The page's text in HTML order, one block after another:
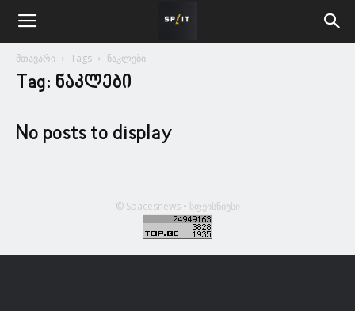
მთავარი Tags ნაკლები
Tag: ნაკლები
No posts to display
© Spacesnews • სფეისნიუსი